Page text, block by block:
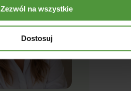
Zezwól na wszystkie
Dostosuj